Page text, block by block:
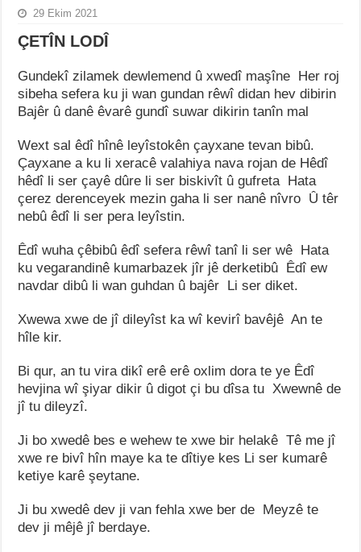
29 Ekim 2021
ÇETÎN LODÎ
Gundekî zilamek dewlemend û xwedî maşîne Her roj
sibehasefera ku ji wan gundan rêwî didan hev dibirin
Bajêr û danê êvarê gundî suwar dikirin tanîn mal
Wext sal êdî hînê leyîstokên çayxane tevan bibû.
Çayxane a ku li xeracê valahiya nava rojan de Hêdî
hêdî li ser çayê dûre li ser biskivît û gufreta Hata
çerez derenceyek mezin gaha li ser nanê nîvro Û têr
nebû êdî li ser pera leyîstin.
Êdî wuha çêbibû êdî sefera rêwî tanî li ser wê Hata
ku vegarandinê kumarbazek jîr jê derketibû Êdî ew
navdar dibû li wan guhdan û bajêr Li ser diket.
Xwewa xwe de jî dileyîst ka wî kevirî bavêjê An te
hîle kir.
Bi qur, an tu vira dikî erê erê oxlim dora te ye Êdî
hevjina wî şiyar dikir û digot çi bu dîsa tu Xwewnê de
jî tu dileyzî.
Ji bo xwedê bes e wehew te xwe bir helakê Tê me jî
xwe re bivî hîn maye ka te dîtiye kes Li ser kumarê
ketiye karê şeytane.
Ji bu xwedê dev ji van fehla xwe ber de Meyzê te
dev ji mêjê jî berdaye.